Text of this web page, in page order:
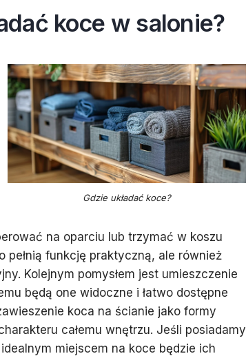
koce w salonie?
Gdzie układać koce?
na oparciu lub trzymać w koszu
pełnią funkcję praktyczną, ale również
Kolejnym pomysłem jest umieszczenie
będą one widoczne i łatwo dostępne
koca na ścianie jako formy
całemu wnętrzu. Jeśli posiadamy
miejscem na koce będzie ich